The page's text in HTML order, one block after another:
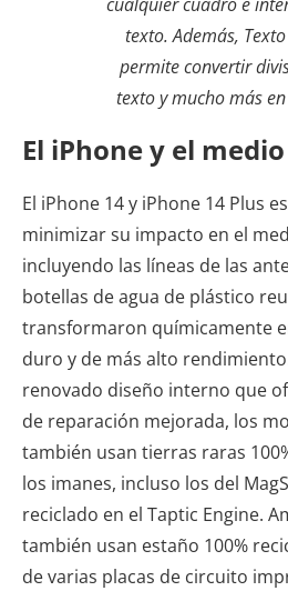
texto. Además,
permite convertir
texto y mucho más
El iPhone y el
El iPhone 14 y iPhone 14 Plus
minimizar su impacto en el
incluyendo las líneas de las
botellas de agua de plástico
transformaron químicamente
duro y de más alto
renovado diseño interno que
de reparación mejorada, los
también usan tierras raras
los imanes, incluso los del
reciclado en el Taptic Engine.
también usan estaño 100%
de varias placas de circuito